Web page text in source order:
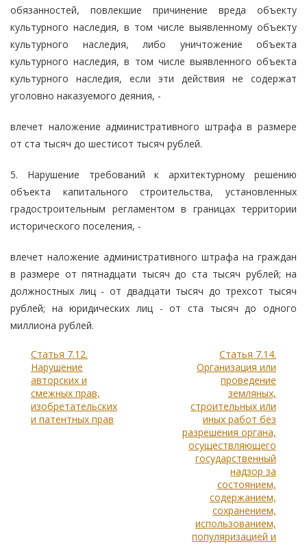
обязанностей, повлекшие причинение вреда объекту
культурного наследия, в том числе выявленному объекту
культурного наследия, либо уничтожение объекта
культурного наследия, в том числе выявленного объекта
культурного наследия, если эти действия не содержат
уголовно наказуемого деяния, -
влечет наложение административного штрафа в размере
от ста тысяч до шестисот тысяч рублей.
5. Нарушение требований к архитектурному решению
объекта капитального строительства, установленных
градостроительным регламентом в границах территории
исторического поселения, -
влечет наложение административного штрафа на граждан
в размере от пятнадцати тысяч до ста тысяч рублей; на
должностных лиц - от двадцати тысяч до трехсот тысяч
рублей; на юридических лиц - от ста тысяч до одного
миллиона рублей.
Статья 7.12.
Нарушение
авторских и
смежных прав,
изобретательских
и патентных прав
Статья 7.14.
Организация или
проведение
земляных,
строительных или
иных работ без
разрешения органа,
осуществляющего
государственный
надзор за
состоянием,
содержанием,
сохранением,
использованием,
популяризацией и